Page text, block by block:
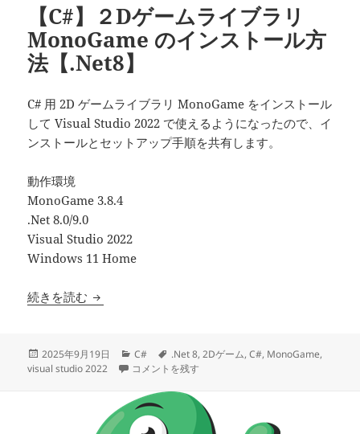
【C#】２Dゲームライブラリ
MonoGame のインストール方
法【.Net8】
C# 用 2D ゲームライブラリ MonoGame をインストール
して Visual Studio 2022 で使えるようになったので、イ
ンストールとセットアップ手順を共有します。
動作環境
MonoGame 3.8.4
.Net 8.0/9.0
Visual Studio 2022
Windows 11 Home
続きを読む 【C#】２Dゲームライブラリ MonoGame のイ
投
稿
2025年9月19日
カ
テ
リ
ー
C#
タ
グ
.Net 8,2Dゲーム,C#, MonoGame,
visual studio 2022
【C#】２Dゲームライブラリ MonoGame のインス
コメントを残す